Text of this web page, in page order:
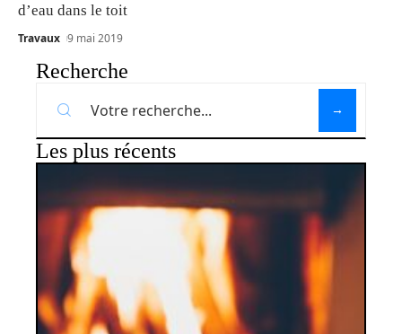
d’eau dans le toit
Travaux 9 mai 2019
Recherche
Les plus récents